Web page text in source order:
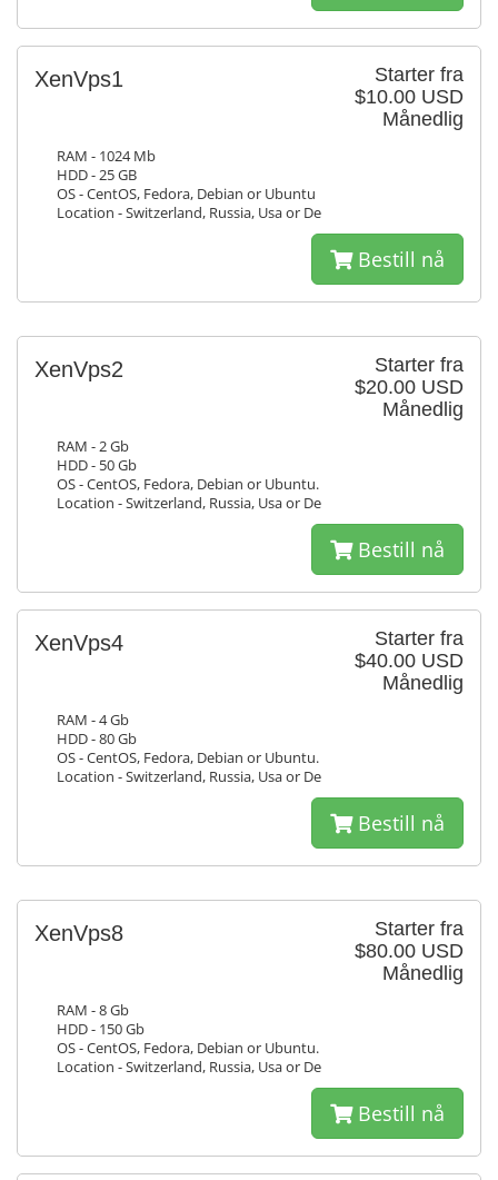
Starter fra
$10.00 USD
Månedlig
XenVps1
RAM - 1024 Mb
HDD - 25 GB
OS - CentOS, Fedora, Debian or Ubuntu
Location - Switzerland, Russia, Usa or De
Bestill nå
Starter fra
$20.00 USD
Månedlig
XenVps2
RAM - 2 Gb
HDD - 50 Gb
OS - CentOS, Fedora, Debian or Ubuntu.
Location - Switzerland, Russia, Usa or De
Bestill nå
Starter fra
$40.00 USD
Månedlig
XenVps4
RAM - 4 Gb
HDD - 80 Gb
OS - CentOS, Fedora, Debian or Ubuntu.
Location - Switzerland, Russia, Usa or De
Bestill nå
Starter fra
$80.00 USD
Månedlig
XenVps8
RAM - 8 Gb
HDD - 150 Gb
OS - CentOS, Fedora, Debian or Ubuntu.
Location - Switzerland, Russia, Usa or De
Bestill nå